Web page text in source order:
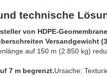
technische
von HDPE-
Versandgewicht
auf 150 m (2.850 kg)
7 m begrenzt.Ursache: